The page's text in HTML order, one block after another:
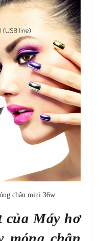
chân mini 36w
của Máy hơ